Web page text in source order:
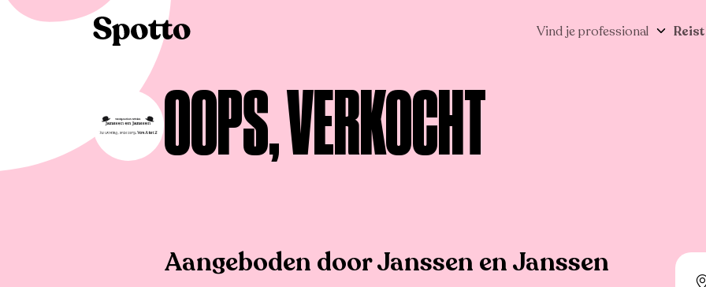
Vind je professional
Te huur
OOPS, VERKOCHT
Aangeboden door Janssen en Janssen